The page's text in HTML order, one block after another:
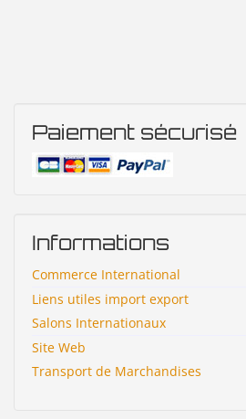
Paiement sécurisé
Informations
Commerce International
Liens utiles import export
Salons Internationaux
Site Web
Transport de Marchandises